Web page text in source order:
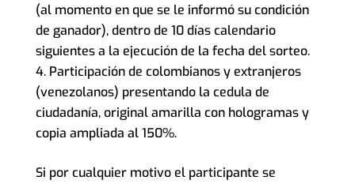
(al momento en que se le informó su condición
de ganador), dentro de 10 días calendario
siguientes a la ejecución de la fecha del sorteo.
Participación de colombianos y extranjeros
(venezolanos) presentando la cedula de
ciudadanía, original amarilla con hologramas y
copia ampliada al 150%.
Si por cualquier motivo el participante se